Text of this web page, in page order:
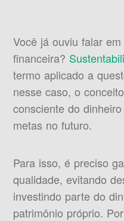
Você já ouviu falar
financeira?
termo aplicado a
nesse caso, o
consciente do
metas no futuro.
Para isso, é preciso
qualidade, evitando
investindo parte do
patrimônio próprio.